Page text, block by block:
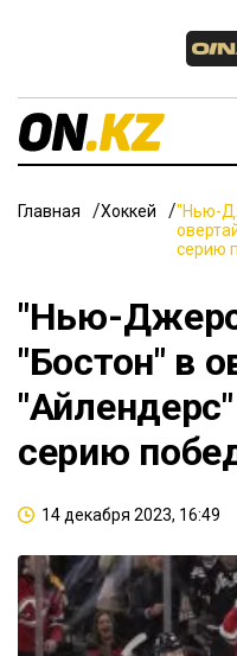
Главная Хоккей
"Нью-
серию
"Нью-
"Бостон" в
серию
14 декабря 2023, 16:49